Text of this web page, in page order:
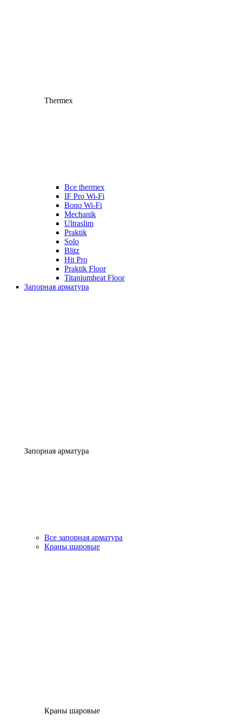
Thermex
Все thermex
IF Pro Wi-Fi
Bono Wi-Fi
Mechanik
Ultraslim
Praktik
Solo
Blitz
Hit Pro
Praktik Floor
Titaniumheat Floor
Запорная арматура
Запорная арматура
Все запорная арматура
Краны шаровые
Краны шаровые